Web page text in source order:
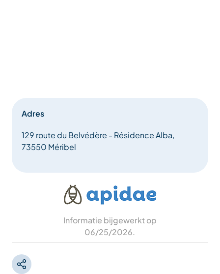
Adres
129 route du Belvédère - Résidence Alba,
73550 Méribel
Informatie bijgewerkt op
06/25/2026.